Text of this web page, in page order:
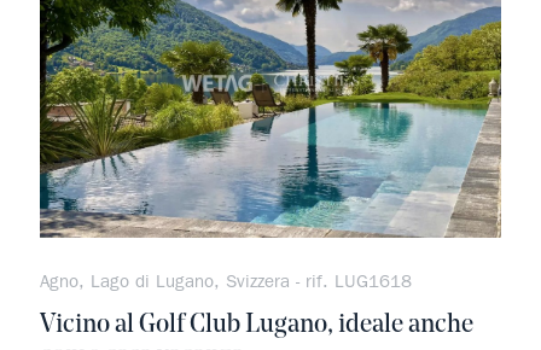
Agno, Lago di Lugano, Svizzera - rif. LUG1618
Vicino al Golf Club Lugano, ideale anche